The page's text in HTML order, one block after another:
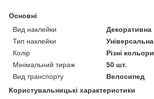
Основні
Вид наклейки
Декоративна
Тип наклейки
Універсальна
Колір
Різні кольори
Мінімальний тираж
50 шт.
Вид транспорту
Велосипед
Користувальницькі характеристики